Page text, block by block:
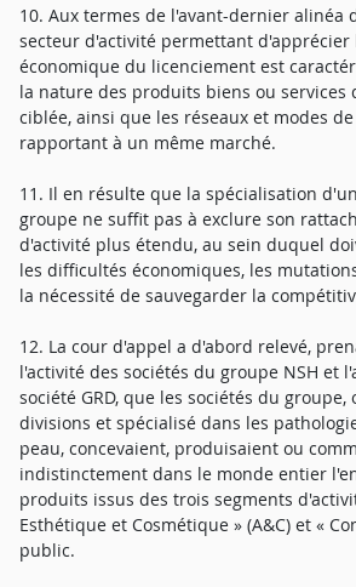
10. Aux termes de l'avant-dernier alinéa
secteur d'activité permettant d'apprécier
économique du licenciement est
la nature des produits biens ou services
ciblée, ainsi que les réseaux et modes
rapportant à un même marché.
11. Il en résulte que la spécialisation
groupe ne suffit pas à exclure son
d'activité plus étendu, au sein duquel
les difficultés économiques, les
la nécessité de sauvegarder la
12. La cour d'appel a d'abord relevé,
l'activité des sociétés du groupe NSH et
société GRD, que les sociétés du
divisions et spécialisé dans les
peau, concevaient, produisaient ou
indistinctement dans le monde entier
produits issus des trois segments
Esthétique et Cosmétique » (A&C) et «
public.